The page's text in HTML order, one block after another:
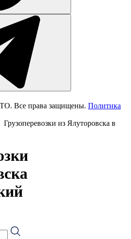
Все права защищены. Политика
Грузоперевозки из Ялуторовска в